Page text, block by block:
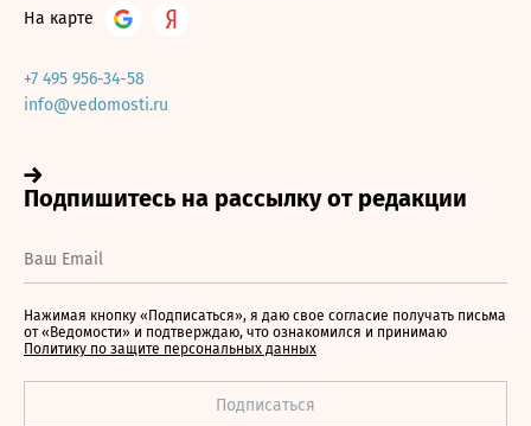
На карте
+7 495 956-34-58
info@vedomosti.ru
Нажимая кнопку «Подписаться», я даю свое согласие получать письма
от «Ведомости» и подтверждаю, что ознакомился и принимаю
Политику по защите персональных данных